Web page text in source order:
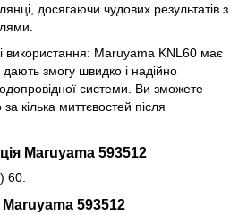
досягаючи чудових результатів з
використання: Maruyama KNL60 має
дають змогу швидко і надійно
системи. Ви зможете
кілька миттєвостей після
Maruyama 593512
60.
593512